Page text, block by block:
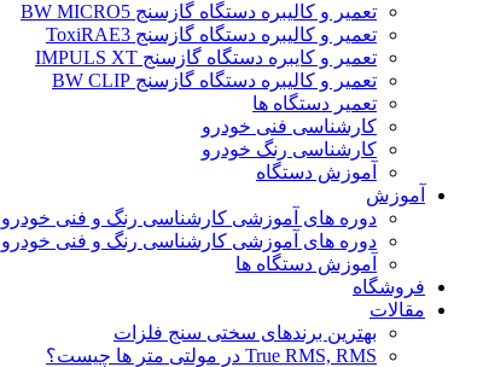
تعمیر و کالیبره دستگاه گازسنج BW MICRO5
تعمیر و کالیبره دستگاه گازسنج ToxiRAE3
تعمیر و کایبره دستگاه گازسنج IMPULS XT
تعمیر و کالیبره دستگاه گازسنج BW CLIP
تعمیر دستگاه ها
کارشناسی فنی خودرو
کارشناسی رنگ خودرو
آموزش دستگاه
آموزش
دوره های آموزشی کارشناسی رنگ و فنی خودرو
دوره های آموزشی کارشناسی رنگ و فنی خودرو
آموزش دستگاه ها
فروشگاه
مقالات
بهترین برندهای سختی سنج فلزات
True RMS, RMS در مولتی متر ها چیست؟